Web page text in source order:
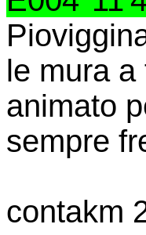
le mura
animato
sempre
contakm